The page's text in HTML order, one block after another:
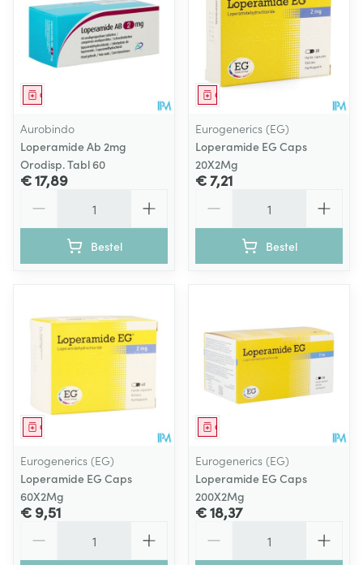
Geneesmiddel
Aurobindo
Loperamide Ab 2mg
Orodisp. Tabl 60
€ 17,89
Bestel
Geneesmiddel
Eurogenerics (EG)
Loperamide EG Caps
20X2Mg
€ 7,21
Bestel
Geneesmiddel
Eurogenerics (EG)
Loperamide EG Caps
60X2Mg
€ 9,51
Geneesmiddel
Eurogenerics (EG)
Loperamide EG Caps
200X2Mg
€ 18,37